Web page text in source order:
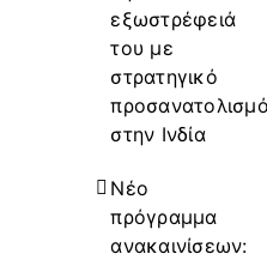
εξωστρέφειά
του με
στρατηγικό
στην Ινδία
Νέο
πρόγραμμα
ανακαινίσεων: